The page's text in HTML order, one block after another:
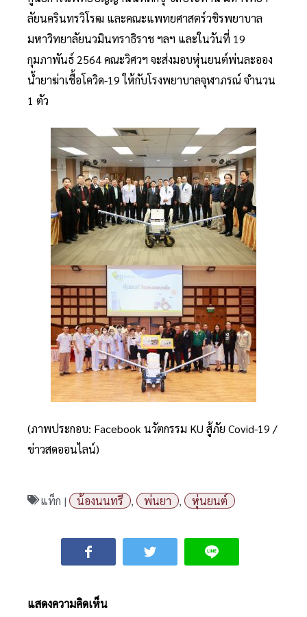
ลัยนครินทรวิโรฒ และคณะแพทยศาสตร์วชิรพยาบาล
มหาวิทยาลัยนวมินทราธิราช ฯลฯ และในวันที่ 19
กุมภาพันธ์ 2564 คณะวิศวฯ จะส่งมอบหุ่นยนต์พ่นละออง
น้ำยาฆ่าเชื้อโควิด-19 ให้กับโรงพยาบาลจุฬาภรณ์ จำนวน
1 ตัว
(ภาพประกอบ: Facebook นวัตกรรม KU สู้ภัย Covid-19 /
ข่าวสดออนไลน์)
แท็ก | น้องนนทรี , พ่นยา , หุ่นยนต์
แสดงความคิดเห็น